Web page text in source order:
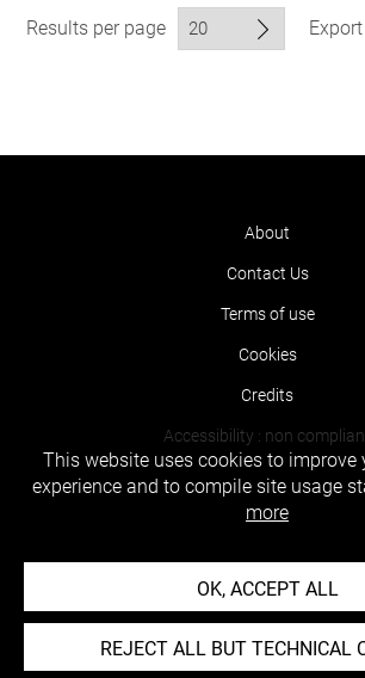
Results per page
About
Contact Us
Terms of use
Cookies
Credits
Accessibility : non
This website uses cookies to improve
experience and to compile site usage
more
OK, ACCEPT ALL
REJECT ALL BUT TECHNICAL